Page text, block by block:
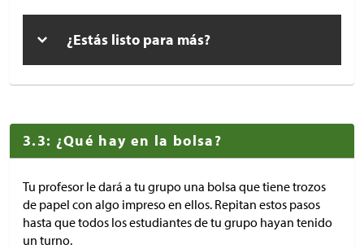
¿Estás listo para más?
3.3: ¿Qué hay en la bolsa?
Tu profesor le dará a tu grupo una bolsa que tiene trozos
de papel con algo impreso en ellos. Repitan estos pasos
hasta que todos los estudiantes de tu grupo hayan tenido
un turno.